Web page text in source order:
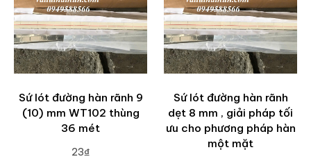
Sứ lót đường hàn rãnh 9
(10) mm WT102 thùng
36 mét
23₫
Sứ lót đường hàn rãnh
dẹt 8 mm , giải pháp tối
ưu cho phương pháp hàn
một mặt